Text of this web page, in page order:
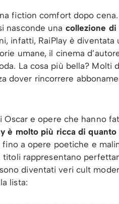
fiction comfort dopo
nasconde una collezione
infatti, RaiPlay è diventata
umane, il cinema
La cosa più bella? Molti
dover rincorrere
e opere che hanno
è molto più ricca di quanto
a opere poetiche e
titoli rappresentano
diventati veri cult
lista: